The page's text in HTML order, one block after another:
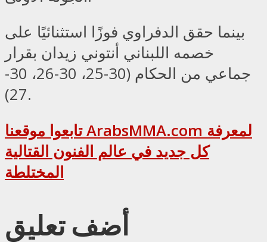
بينما حقق الدفراوي فوزًا استثنائيًا على
خصمه اللبناني أنتوني زيدان بقرار
جماعي من الحكام (30-25، 30-26، 30-
27).
تابعوا موقعنا ArabsMMA.com لمعرفة
كل جديد في عالم الفنون القتالية
المختلطة
أضف تعليق